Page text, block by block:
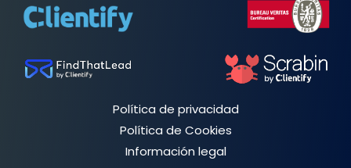
Política de privacidad
Política de Cookies
Información legal